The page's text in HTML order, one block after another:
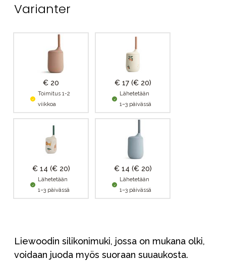
Varianter
€ 20
Toimitus 1-2
viikkoa
€ 17 (€ 20)
Lähetetään
1–3 päivässä
€ 14 (€ 20)
Lähetetään
1–3 päivässä
€ 14 (€ 20)
Lähetetään
1–3 päivässä
Liewoodin silikonimuki, jossa on mukana olki,
voidaan juoda myös suoraan suuaukosta.